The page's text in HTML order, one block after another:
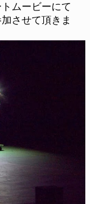
ムービーにて
させて頂きま